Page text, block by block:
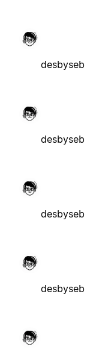
desbyseb
desbyseb
desbyseb
desbyseb